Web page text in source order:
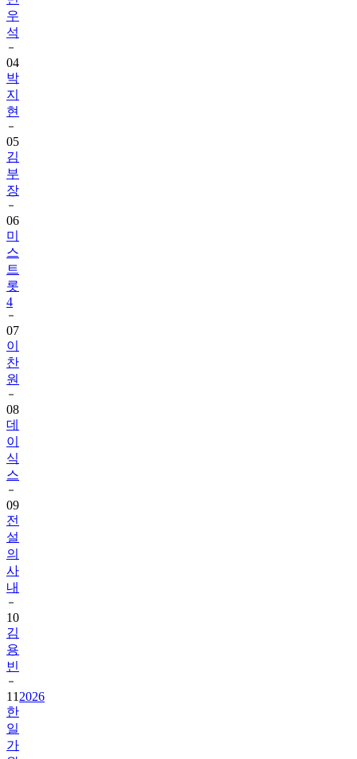
우
석
04
박
지
현
05
김
부
장
06
미
스
트
롯
4
07
이
찬
원
08
데
이
식
스
09
전
설
의
사
내
10
김
용
빈
11 2026
한
일
가